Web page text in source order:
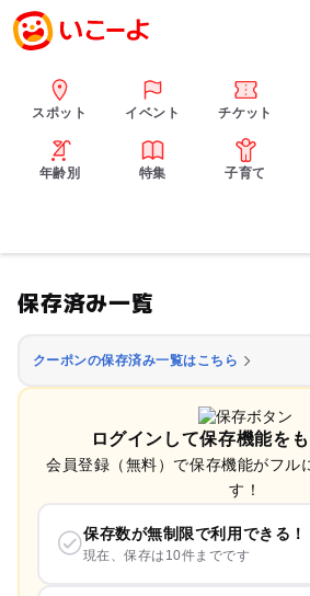
スポット イベント チケット
年齢別 特集 子育て
保存済み一覧
クーポンの保存済み一覧はこちら
ログインして保存機能を
会員登録（無料）で保存機能がフル
す！
保存数が無制限で利用できる！
現在、保存は10件までです